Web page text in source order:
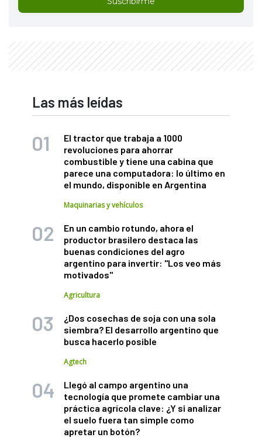
Las más leídas
El tractor que trabaja a 1000
revoluciones para ahorrar
combustible y tiene una cabina que
parece una computadora: lo último en
el mundo, disponible en Argentina
Maquinarias y vehículos
En un cambio rotundo, ahora el
productor brasilero destaca las
buenas condiciones del agro
argentino para invertir: "Los veo más
motivados"
Agricultura
¿Dos cosechas de soja con una sola
siembra? El desarrollo argentino que
busca hacerlo posible
Agtech
Llegó al campo argentino una
tecnología que promete cambiar una
práctica agrícola clave: ¿Y si analizar
el suelo fuera tan simple como
apretar un botón?